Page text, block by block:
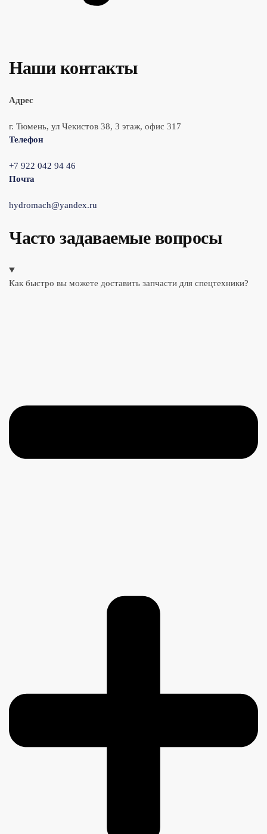
Наши контакты
Адрес
г. Тюмень, ул Чекистов 38, 3 этаж, офис 317
Телефон
+7 922 042 94 46
Почта
hydromach@yandex.ru
Часто задаваемые вопросы
Как быстро вы можете доставить запчасти для спецтехники?